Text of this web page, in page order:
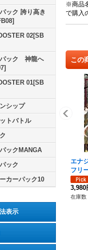
ック 誇り高き
02[SB
ック 神龍へ
01[SB
シップ
トバトル
ックMANGA
ック
カーパック10
表示
※商品
で購入
この
エナ
フリ
3,980
在庫数